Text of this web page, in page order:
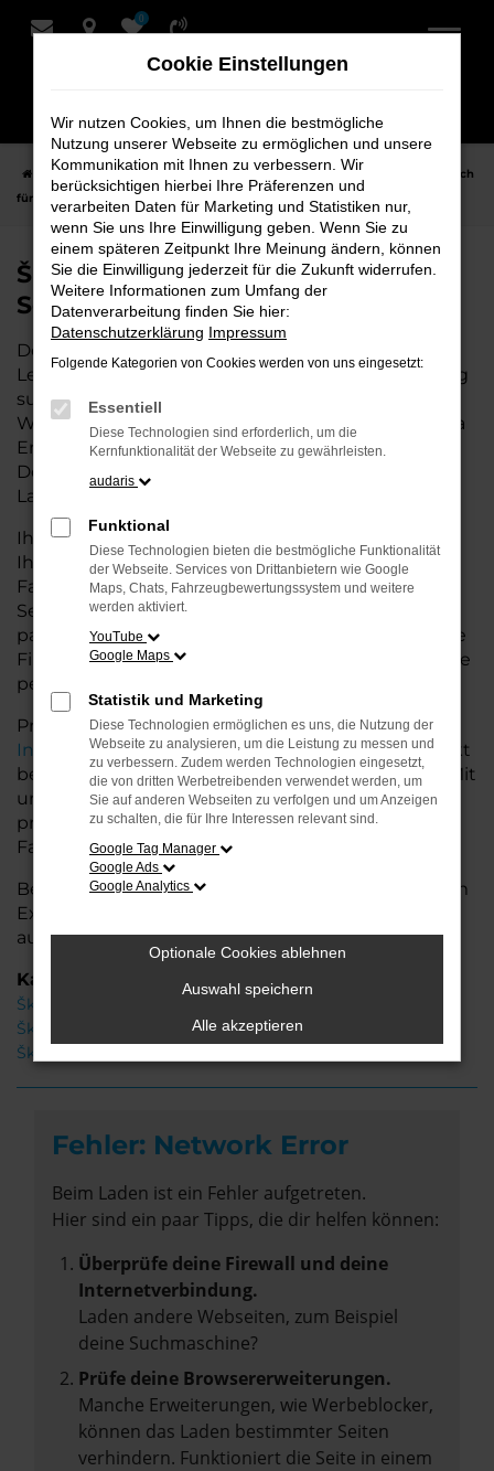
Zum
0
Startseite Leer Škoda
Škoda Enyaq Fahrzeuge bei Schmidt + Koch
für Leer
Škoda Enyaq Fahrzeuge bei
Schmidt + Koch für Leer
Der Škoda Enyaq ist die perfekte Wahl für alle in
Leer, die ein zuverlässiges und modernes Fahrzeug
suchen. Ob für den täglichen Arbeitsweg,
Wochenendausflüge oder lange Reisen, der Škoda
Enyaq bietet Komfort, Effizienz und modernes
Design, das sowohl in der Stadt als auch auf dem
Land glänzt.
Ihr Škoda Autohaus in der Nähe von Leer bietet
Ihnen neben einer breiten Auswahl an Škoda
Fahrzeugen auch umfassende Beratung und
Service. Wir unterstützen Sie bei der Auswahl des
passenden Modells und bieten maßgeschneiderte
Finanzierungslösungen sowie Leasingoptionen, die
perfekt zu Ihrem Budget und Bedarf passen.
Profitieren Sie von zusätzlichen Services wie
Inzahlungnahme,Wartung und Reparaturendirekt
bei Ihrem Škoda Autohaus in der Nähe von Leer. Mit
unserer großen Auswahl an Fahrzeugen und der
professionellen Beratung finden Sie bei uns das
Fahrzeug, das Ihre Ansprüche erfüllt.
Besuchen Sie uns und lassen Sie sich von unserem
Expertenteam beraten – der Škoda Enyaq wartet
auf Sie!
Kategorie
Škoda Enyaq Gebrauchtwagen Leer
Škoda Enyaq Leer
Škoda Enyaq Neuwagen Leer
Fehler: Network Error
Beim Laden ist ein Fehler aufgetreten.
Hier sind ein paar Tipps, die dir helfen können:
Überprüfe deine Firewall und deine
Internetverbindung.
Laden andere Webseiten, zum Beispiel
deine Suchmaschine?
Prüfe deine Browsererweiterungen.
Manche Erweiterungen, wie Werbeblocker,
können das Laden bestimmter Seiten
verhindern. Funktioniert die Seite in einem
Cookie Einstellungen
Wir nutzen Cookies, um Ihnen die bestmögliche
Nutzung unserer Webseite zu ermöglichen und unsere
Kommunikation mit Ihnen zu verbessern. Wir
berücksichtigen hierbei Ihre Präferenzen und
verarbeiten Daten für Marketing und Statistiken nur,
wenn Sie uns Ihre Einwilligung geben. Wenn Sie zu
einem späteren Zeitpunkt Ihre Meinung ändern, können
Sie die Einwilligung jederzeit für die Zukunft widerrufen.
Weitere Informationen zum Umfang der
Datenverarbeitung finden Sie hier:
Datenschutzerklärung Impressum
Folgende Kategorien von Cookies werden von uns eingesetzt:
Essentiell
Diese Technologien sind erforderlich, um die
Kernfunktionalität der Webseite zu gewährleisten.
audaris
Funktional
Diese Technologien bieten die bestmögliche Funktionalität
der Webseite. Services von Drittanbietern wie Google
Maps, Chats, Fahrzeugbewertungssystem und weitere
werden aktiviert.
YouTube
Google Maps
Statistik und Marketing
Diese Technologien ermöglichen es uns, die Nutzung der
Webseite zu analysieren, um die Leistung zu messen und
zu verbessern. Zudem werden Technologien eingesetzt,
die von dritten Werbetreibenden verwendet werden, um
Sie auf anderen Webseiten zu verfolgen und um Anzeigen
zu schalten, die für Ihre Interessen relevant sind.
Google Tag Manager
Google Ads
Google Analytics
Optionale Cookies ablehnen
Auswahl speichern
Alle akzeptieren